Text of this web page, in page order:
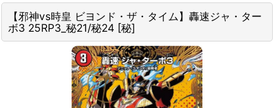
【邪神vs時皇 ビヨンド・ザ・タイム】轟速ジャ・ター
ボ3 25RP3_秘21/秘24 [秘]